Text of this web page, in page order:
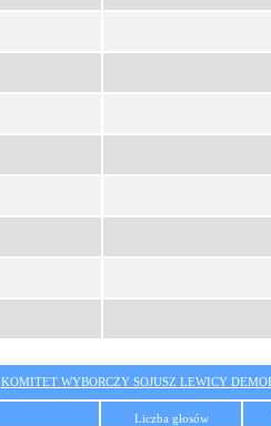
KOMITET WYBORCZY SOJUSZ LEWICY
Liczba głosów